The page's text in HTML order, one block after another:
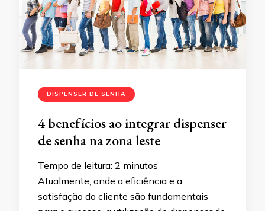
DISPENSER DE SENHA
4 benefícios ao integrar dispenser
de senha na zona leste
Tempo de leitura: 2 minutos
Atualmente, onde a eficiência e a
satisfação do cliente são fundamentais